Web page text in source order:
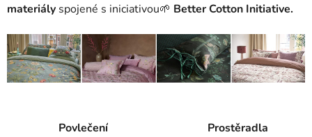
materiály spojené s iniciativou🌱 Better Cotton Initiative.
Povlečení Prostěradla